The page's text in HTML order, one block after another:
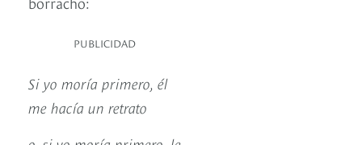
PUBLICIDAD
Si yo moría primero, él
me hacía un retrato